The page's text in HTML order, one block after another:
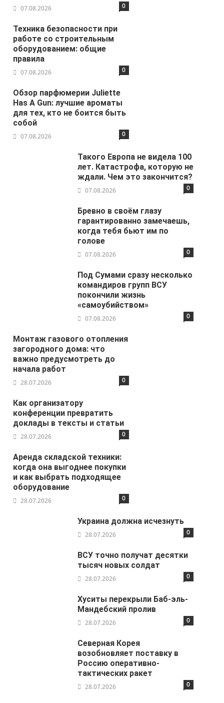
07.08.2026 0
Техника безопасности при
работе со строительным
оборудованием: общие
правила
07.08.2026 0
Обзор парфюмерии Juliette
Has A Gun: лучшие ароматы
для тех, кто не боится быть
собой
07.08.2026 0
Такого Европа не видела 100
лет. Катастрофа, которую не
ждали. Чем это закончится?
07.08.2026 0
Бревно в своём глазу
гарантированно замечаешь,
когда тебя бьют им по
голове
07.08.2026 0
Под Сумами сразу несколько
командиров групп ВСУ
покончили жизнь
«самоубийством»
07.08.2026 0
Монтаж газового отопления
загородного дома: что
важно предусмотреть до
начала работ
28.07.2026 0
Как организатору
конференции превратить
доклады в тексты и статьи
28.07.2026 0
Аренда складской техники:
когда она выгоднее покупки
и как выбрать подходящее
оборудование
28.07.2026 0
Украина должна исчезнуть
28.07.2026 0
ВСУ точно получат десятки
тысяч новых солдат
28.07.2026 0
Хуситы перекрыли Баб-эль-
Мандебский пролив
28.07.2026 0
Северная Корея
возобновляет поставку в
Россию оперативно-
тактических ракет
28.07.2026 0